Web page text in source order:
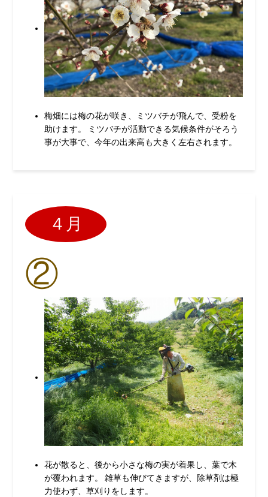
梅畑には梅の花が咲き、ミツバチが飛んで、受粉を
助けます。 ミツバチが活動できる気候条件がそろう
事が大事で、今年の出来高も大きく左右されます。
４月
②
花が散ると、後から小さな梅の実が着果し、葉で木
が覆われます。 雑草も伸びてきますが、除草剤は極
力使わず、草刈りをします。